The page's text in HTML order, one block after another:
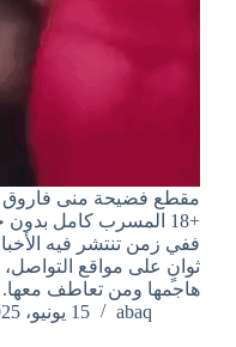
مقطع فضيحة منى فاروق
+18 المسرب كامل
ففي زمن تنتشر فيه
ثوانٍ على مواقع
هاجمها ومن تعاطف
abaq
15 يونيو، 2025